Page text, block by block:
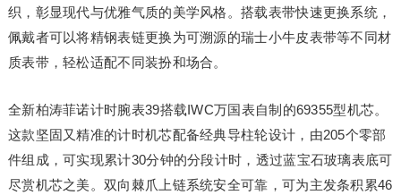
织，彰显现代与优雅气质的美学风格。搭载表带快速更换系统，
佩戴者可以将精钢表链更换为可溯源的瑞士小牛皮表带等不同材
质表带，轻松适配不同装扮和场合。
全新柏涛菲诺计时腕表39搭载IWC万国表自制的69355型机芯。
这款坚固又精准的计时机芯配备经典导柱轮设计，由205个零部
件组成，可实现累计30分钟的分段计时，透过蓝宝石玻璃表底可
尽赏机芯之美。双向棘爪上链系统安全可靠，可为主发条积累46